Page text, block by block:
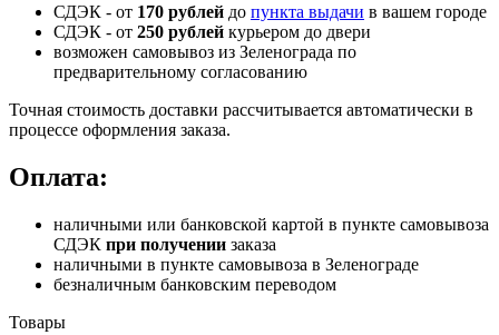
СДЭК - от 170 рублей до пункта выдачи в вашем городе
СДЭК - от 250 рублей курьером до двери
возможен самовывоз из Зеленограда по
предварительному согласованию
Точная стоимость доставки рассчитывается автоматически в
процессе оформления заказа.
Оплата:
наличными или банковской картой в пункте самовывоза
СДЭК при получении заказа
наличными в пункте самовывоза в Зеленограде
безналичным банковским переводом
Товары